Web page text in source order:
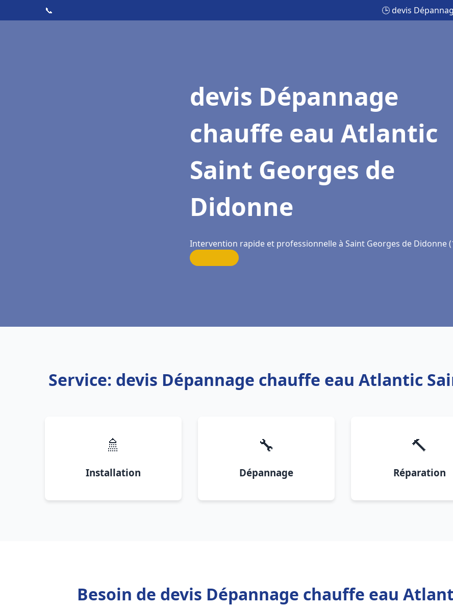
📞 🕒 devis
devis Dépannage
chauffe eau Atlantic
Saint Georges de
Didonne
Intervention rapide et professionnelle à Saint Georges de Didonne
Service: devis Dépannage chauffe eau Atlantic
🚿
Installation
🔧
Dépannage
🔨
Réparation
Besoin de devis Dépannage chauffe eau